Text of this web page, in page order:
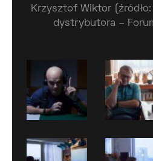
Krzysztof Wiktor (źródło:
dystrybutora –